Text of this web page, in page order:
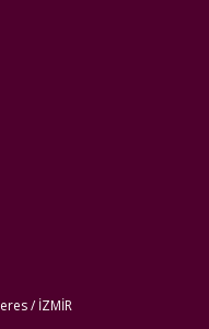
/ İZMİR